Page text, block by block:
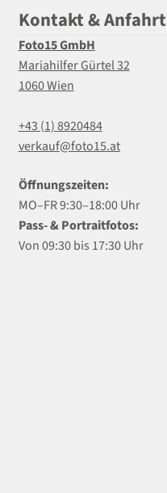
Kontakt & Anfahrt
Foto15 GmbH
Mariahilfer Gürtel 32
1060 Wien
+43 (1) 8920484
verkauf@foto15.at
Öffnungszeiten:
MO–FR 9:30–18:00 Uhr
Pass- & Portraitfotos:
Von 09:30 bis 17:30 Uhr